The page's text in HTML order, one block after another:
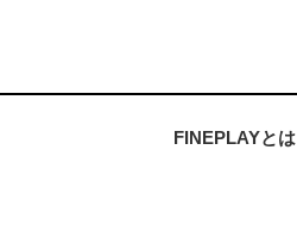
FINEPLAYとは